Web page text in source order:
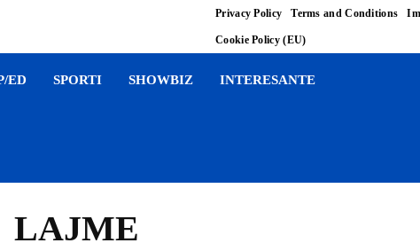
Privacy Policy Terms and Conditions
Cookie Policy (EU)
ED SPORTI SHOWBIZ INTERESANTE
LAJME